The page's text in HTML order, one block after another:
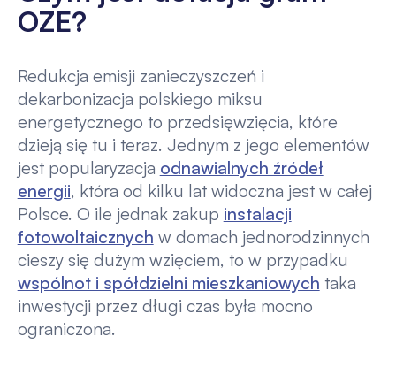
OZE?
Redukcja emisji zanieczyszczeń i
dekarbonizacja polskiego miksu
energetycznego to przedsięwzięcia, które
dzieją się tu i teraz. Jednym z jego elementów
jest popularyzacja odnawialnych źródeł
energii, która od kilku lat widoczna jest w całej
Polsce. O ile jednak zakup instalacji
fotowoltaicznych w domach jednorodzinnych
cieszy się dużym wzięciem, to w przypadku
wspólnot i spółdzielni mieszkaniowych taka
inwestycji przez długi czas była mocno
ograniczona.